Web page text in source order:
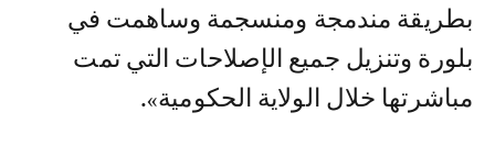
بطريقة مندمجة ومنسجمة وساهمت في
بلورة وتنزيل جميع الإصلاحات التي تمت
مباشرتها خلال الولاية الحكومية».